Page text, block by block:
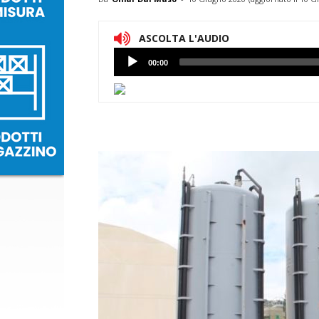
ASCOLTA L'AUDIO
Lettore
Audio
00:00